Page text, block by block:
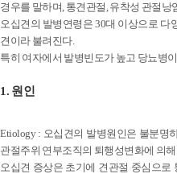
경우를 말하며, 통견관절, 유착성 관절낭
오십견의 발병연령은 30대 이상으로 다
견이라 불려진다.
특히 여자에서 발병빈도가 높고 당뇨병
1. 원인
Etiology : 오십견의 발병원인은 불분명
관절주위 연부조직의 퇴행성변화에 의
오십견 증상은 초기에 견관절 중심으로